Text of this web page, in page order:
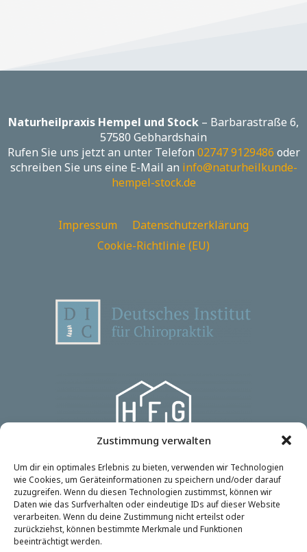
Zustimmung verwalten
Um dir ein optimales Erlebnis zu bieten, verwenden wir Technologien
wie Cookies, um Geräteinformationen zu speichern und/oder darauf
zuzugreifen. Wenn du diesen Technologien zustimmst, können wir
Daten wie das Surfverhalten oder eindeutige IDs auf dieser Website
verarbeiten. Wenn du deine Zustimmung nicht erteilst oder
zurückziehst, können bestimmte Merkmale und Funktionen
beeinträchtigt werden.
Naturheilpraxis Hempel und Stock – Barbarastraße 6,
57580 Gebhardshain
Rufen Sie uns jetzt an unter Telefon 02747 9129486 oder
schreiben Sie uns eine E-Mail an info@naturheilkunde-
hempel-stock.de
Impressum
Datenschutzerklärung
Cookie-Richtlinie (EU)